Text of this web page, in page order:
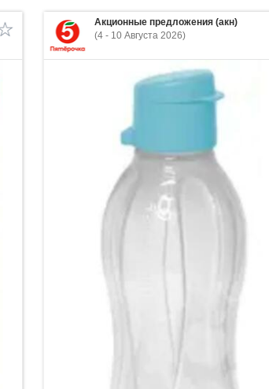
Акционные предложения (акн)
(4 - 10 Августа 2026)